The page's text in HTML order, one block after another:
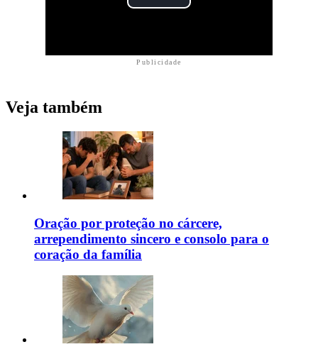
Publicidade
Veja também
Oração por proteção no cárcere,
arrependimento sincero e consolo para o
coração da família